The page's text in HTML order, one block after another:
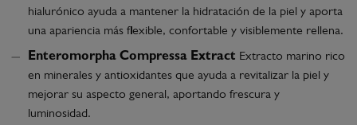
hialurónico ayuda a mantener la hidratación de la piel y aporta
una apariencia más flexible, confortable y visiblemente rellena.
Enteromorpha Compressa Extract Extracto marino rico
en minerales y antioxidantes que ayuda a revitalizar la piel y
mejorar su aspecto general, aportando frescura y
luminosidad.